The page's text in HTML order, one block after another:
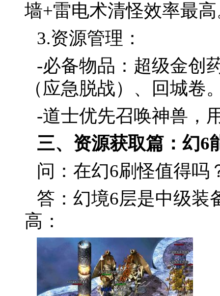
墙+雷电术清怪效率最
3.资源管理：
-必备物品：超级金创
（应急脱战）、回城卷
-道士优先召唤神兽，
三、资源获取篇：幻6
问：在幻6刷怪值得吗
答：幻境6层是中级装
高：